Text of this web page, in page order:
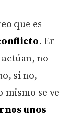
que es
. En
actúan, no
si no,
mismo se ve
unos